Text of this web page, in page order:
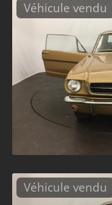
Véhicule vendu
Véhicule vendu